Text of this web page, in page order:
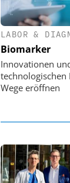
LABOR &
Biomarker
Innovationen
Wege eröffnen